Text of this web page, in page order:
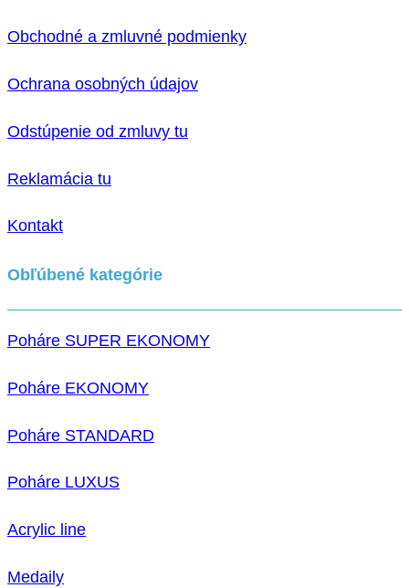
Obchodné a zmluvné podmienky
Ochrana osobných údajov
Odstúpenie od zmluvy tu
Reklamácia tu
Kontakt
Obľúbené kategórie
Poháre SUPER EKONOMY
Poháre EKONOMY
Poháre STANDARD
Poháre LUXUS
Acrylic line
Medaily